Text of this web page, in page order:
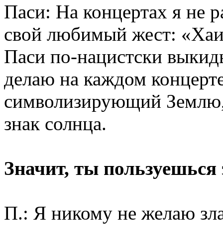
Паси: На концертах я не
свой любимый жест:
Паси по-нацистски
делаю на каждом
символизирующий
знак солнца.
Значит, ты
П.: Я никому не желаю